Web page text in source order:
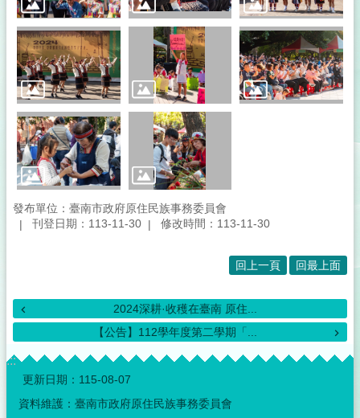
發布單位：臺南市政府原住民族事務委員會
刊登日期：113-11-30
修改時間：113-11-30
回上一頁 回最上面
2024深耕·收穫在臺南 原住...
【公告】112學年度第二學期「...
:::
更新日期： 115-08-07
資料維護：臺南市政府原住民族事務委員會